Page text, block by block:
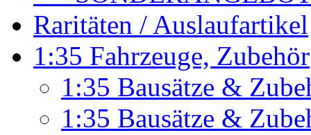
Raritäten / Auslaufartikel
1:35 Fahrzeuge, Zubehör
1:35 Bausätze &
1:35 Bausätze &